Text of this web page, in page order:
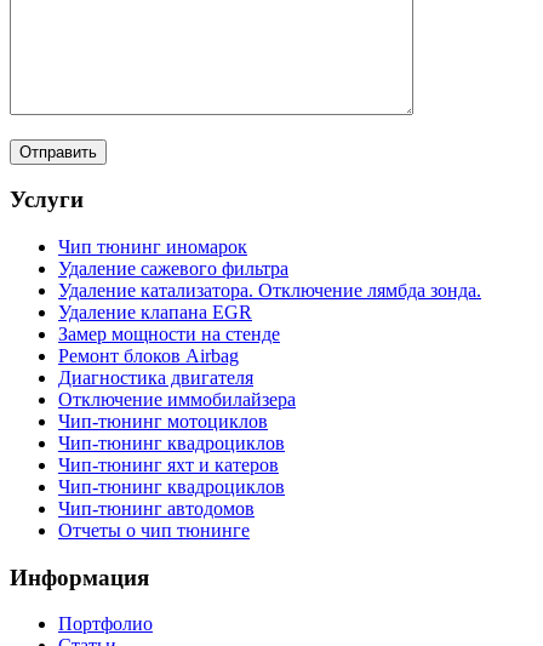
Услуги
Чип тюнинг иномарок
Удаление сажевого фильтра
Удаление катализатора. Отключение лямбда зонда.
Удаление клапана EGR
Замер мощности на стенде
Ремонт блоков Airbag
Диагностика двигателя
Отключение иммобилайзера
Чип-тюнинг мотоциклов
Чип-тюнинг квадроциклов
Чип-тюнинг яхт и катеров
Чип-тюнинг квадроциклов
Чип-тюнинг автодомов
Отчеты о чип тюнинге
Информация
Портфолио